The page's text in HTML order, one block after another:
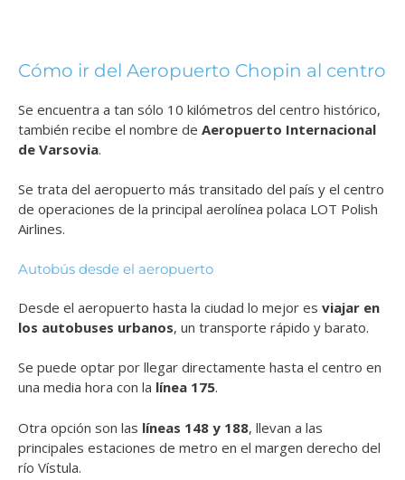
Cómo ir del Aeropuerto Chopin al centro
Se encuentra a tan sólo 10 kilómetros del centro histórico,
también recibe el nombre de Aeropuerto Internacional
de Varsovia.
Se trata del aeropuerto más transitado del país y el centro
de operaciones de la principal aerolínea polaca LOT Polish
Airlines.
Autobús desde el aeropuerto
Desde el aeropuerto hasta la ciudad lo mejor es viajar en
los autobuses urbanos, un transporte rápido y barato.
Se puede optar por llegar directamente hasta el centro en
una media hora con la línea 175.
Otra opción son las líneas 148 y 188, llevan a las
principales estaciones de metro en el margen derecho del
río Vístula.